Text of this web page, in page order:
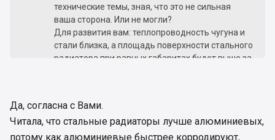
технические темы, зная, что это не сильная
ваша сторона. Или не могли?
Для развития вам: теплопроводность чугуна и
стали близка, а площадь поверхности стального
радиатора при равных габаритах будет выше за
радиатора тоже. Стальные же радиаторы
делают из тонких листов. Так вот теплоотдача
напрямую зависит отплощадиповерхности
Да, согласна с Вами.
Читала, что стальные радиаторы лучше алюминиевых,
потому как алюминиевые быстрее корродируют,